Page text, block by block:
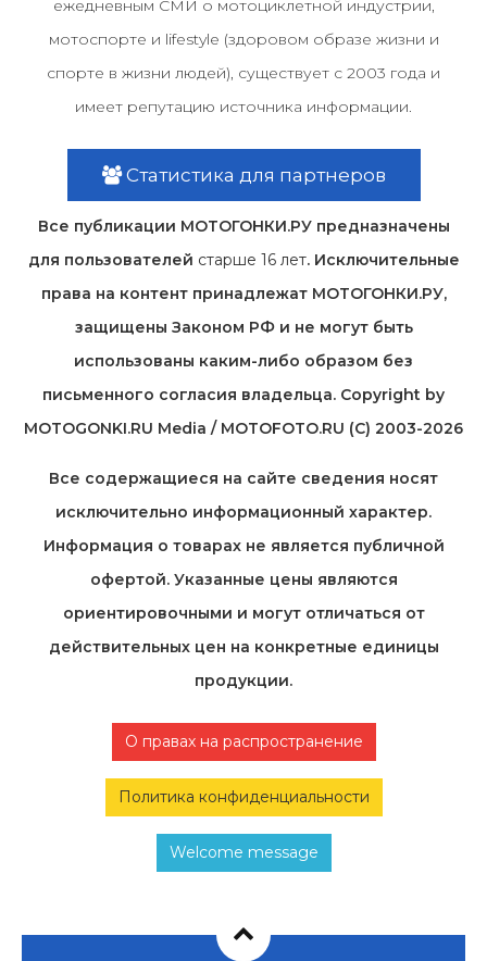
ежедневным СМИ о мотоциклетной индустрии,
мотоспорте и lifestyle (здоровом образе жизни и
спорте в жизни людей), существует с 2003 года и
имеет репутацию источника информации.
Статистика для партнеров
Все публикации МОТОГОНКИ.РУ предназначены
для пользователей старше 16 лет. Исключительные
права на контент принадлежат МОТОГОНКИ.РУ,
защищены Законом РФ и не могут быть
использованы каким-либо образом без
письменного согласия владельца. Copyright by
MOTOGONKI.RU Media / MOTOFOTO.RU (C) 2003-2026
Все содержащиеся на cайте сведения носят
исключительно информационный характер.
Информация о товарах не является публичной
офертой. Указанные цены являются
ориентировочными и могут отличаться от
действительных цен на конкретные единицы
продукции.
О правах на распространение
Политика конфиденциальности
Welcome message